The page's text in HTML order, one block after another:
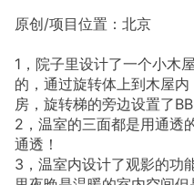
原创/项目位置：北京
1，院子里设计了一个小木
的，通过旋转体上到木屋
房，旋转梯的旁边设置了
2，温室的三面都是用通透
通透！
3，温室内设计了观影的功